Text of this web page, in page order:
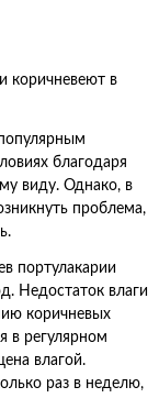
благодаря
виду. Однако, в
проблема,
портулакарии
Недостаток влаги
коричневых
в регулярном
влагой.
раз в неделю,